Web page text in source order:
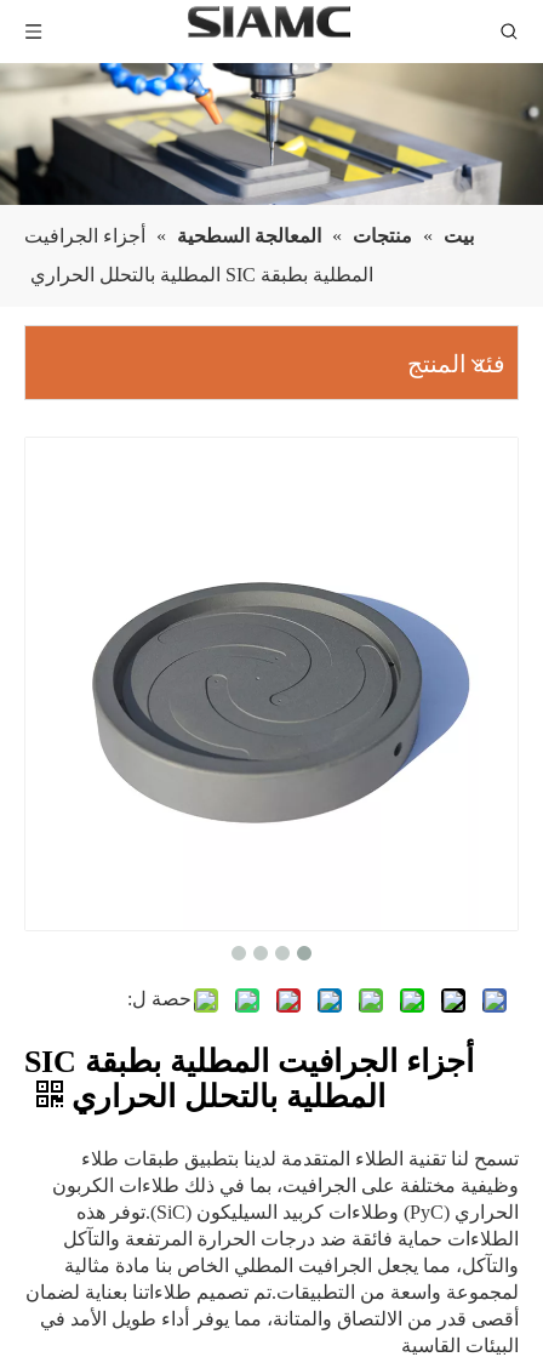
بيت » منتجات » المعالجة السطحية »
أجزاء الجرافيت
المطلية بطبقة SIC المطلية بالتحلل الحراري
فئة المنتج
حصة ل:
أجزاء الجرافيت المطلية بطبقة SIC
المطلية بالتحلل الحراري
تسمح لنا تقنية الطلاء المتقدمة لدينا بتطبيق طبقات طلاء
وظيفية مختلفة على الجرافيت، بما في ذلك طلاءات الكربون
الحراري (PyC) وطلاءات كربيد السيليكون (SiC).توفر هذه
الطلاءات حماية فائقة ضد درجات الحرارة المرتفعة والتآكل
والتآكل، مما يجعل الجرافيت المطلي الخاص بنا مادة مثالية
لمجموعة واسعة من التطبيقات.تم تصميم طلاءاتنا بعناية لضمان
أقصى قدر من الالتصاق والمتانة، مما يوفر أداء طويل الأمد في
البيئات القاسية